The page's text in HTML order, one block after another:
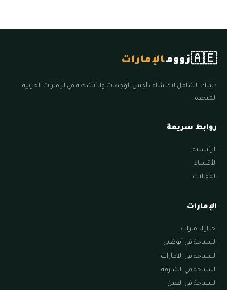
🇦🇪زوومالإمارات
دليلك الشامل لاكتشاف أجمل الوجهات والأنشطة في الإمارات العربية
المتحدة.
روابط سريعة
الرئيسية
الأقسام
المقالات
الإمارات
اخبار الامارات
السياحة في أبوظبي
السياحة في الامارات
السياحة في الشارقة
السياحة في العين